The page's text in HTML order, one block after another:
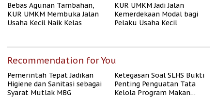
Bebas Agunan Tambahan,
KUR UMKM Membuka Jalan
Usaha Kecil Naik Kelas
KUR UMKM Jadi Jalan
Kemerdekaan Modal bagi
Pelaku Usaha Kecil
Recommendation for You
Pemerintah Tepat Jadikan
Higiene dan Sanitasi sebagai
Syarat Mutlak MBG
Ketegasan Soal SLHS Bukti
Penting Penguatan Tata
Kelola Program Makan